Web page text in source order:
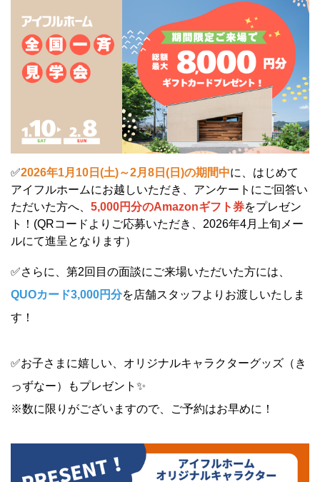
✅2026年1月10 日(土)～2月8日(日)の期間中に、はじめて
アイフルホームにお越しいただき、アンケートにご回答い
ただいた方へ、 5,000円分のAmazonギフト券をプレゼン
ト！ (QRコードよりご応募いただき、2026年4月上旬メー
ルにて進呈となります）
✅さらに、第2回目の面談にご来場いただいた方には、
QUOカード3,000円分を店舗スタッフよりお渡しいたしま
す！
✅お子さまに嬉しい、オリジナルキャラクターグッズ（き
っずなー）もプレゼント✨
※数に限りがございますので、ご予約はお早めに！